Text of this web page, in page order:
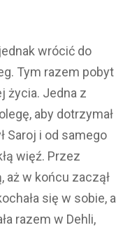
wrócić do
Tym razem pobyt
życia. Jedna z
aby dotrzymał
Saroj i od samego
więź. Przez
aż w końcu zaczął
się w sobie, a
razem w Dehli,